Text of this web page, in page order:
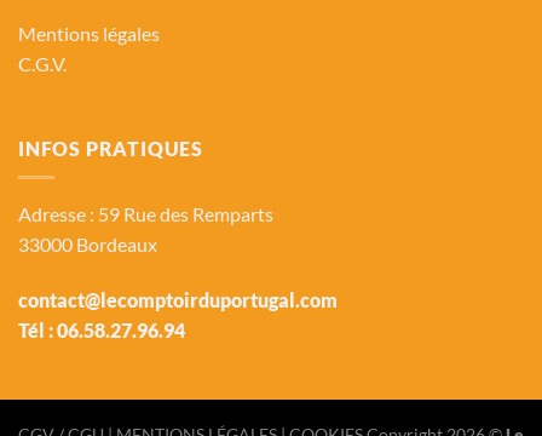
Mentions légales
C.G.V.
INFOS PRATIQUES
Adresse : 59 Rue des Remparts
33000 Bordeaux
contact@lecomptoirduportugal.com
Tél :06.58.27.96.94